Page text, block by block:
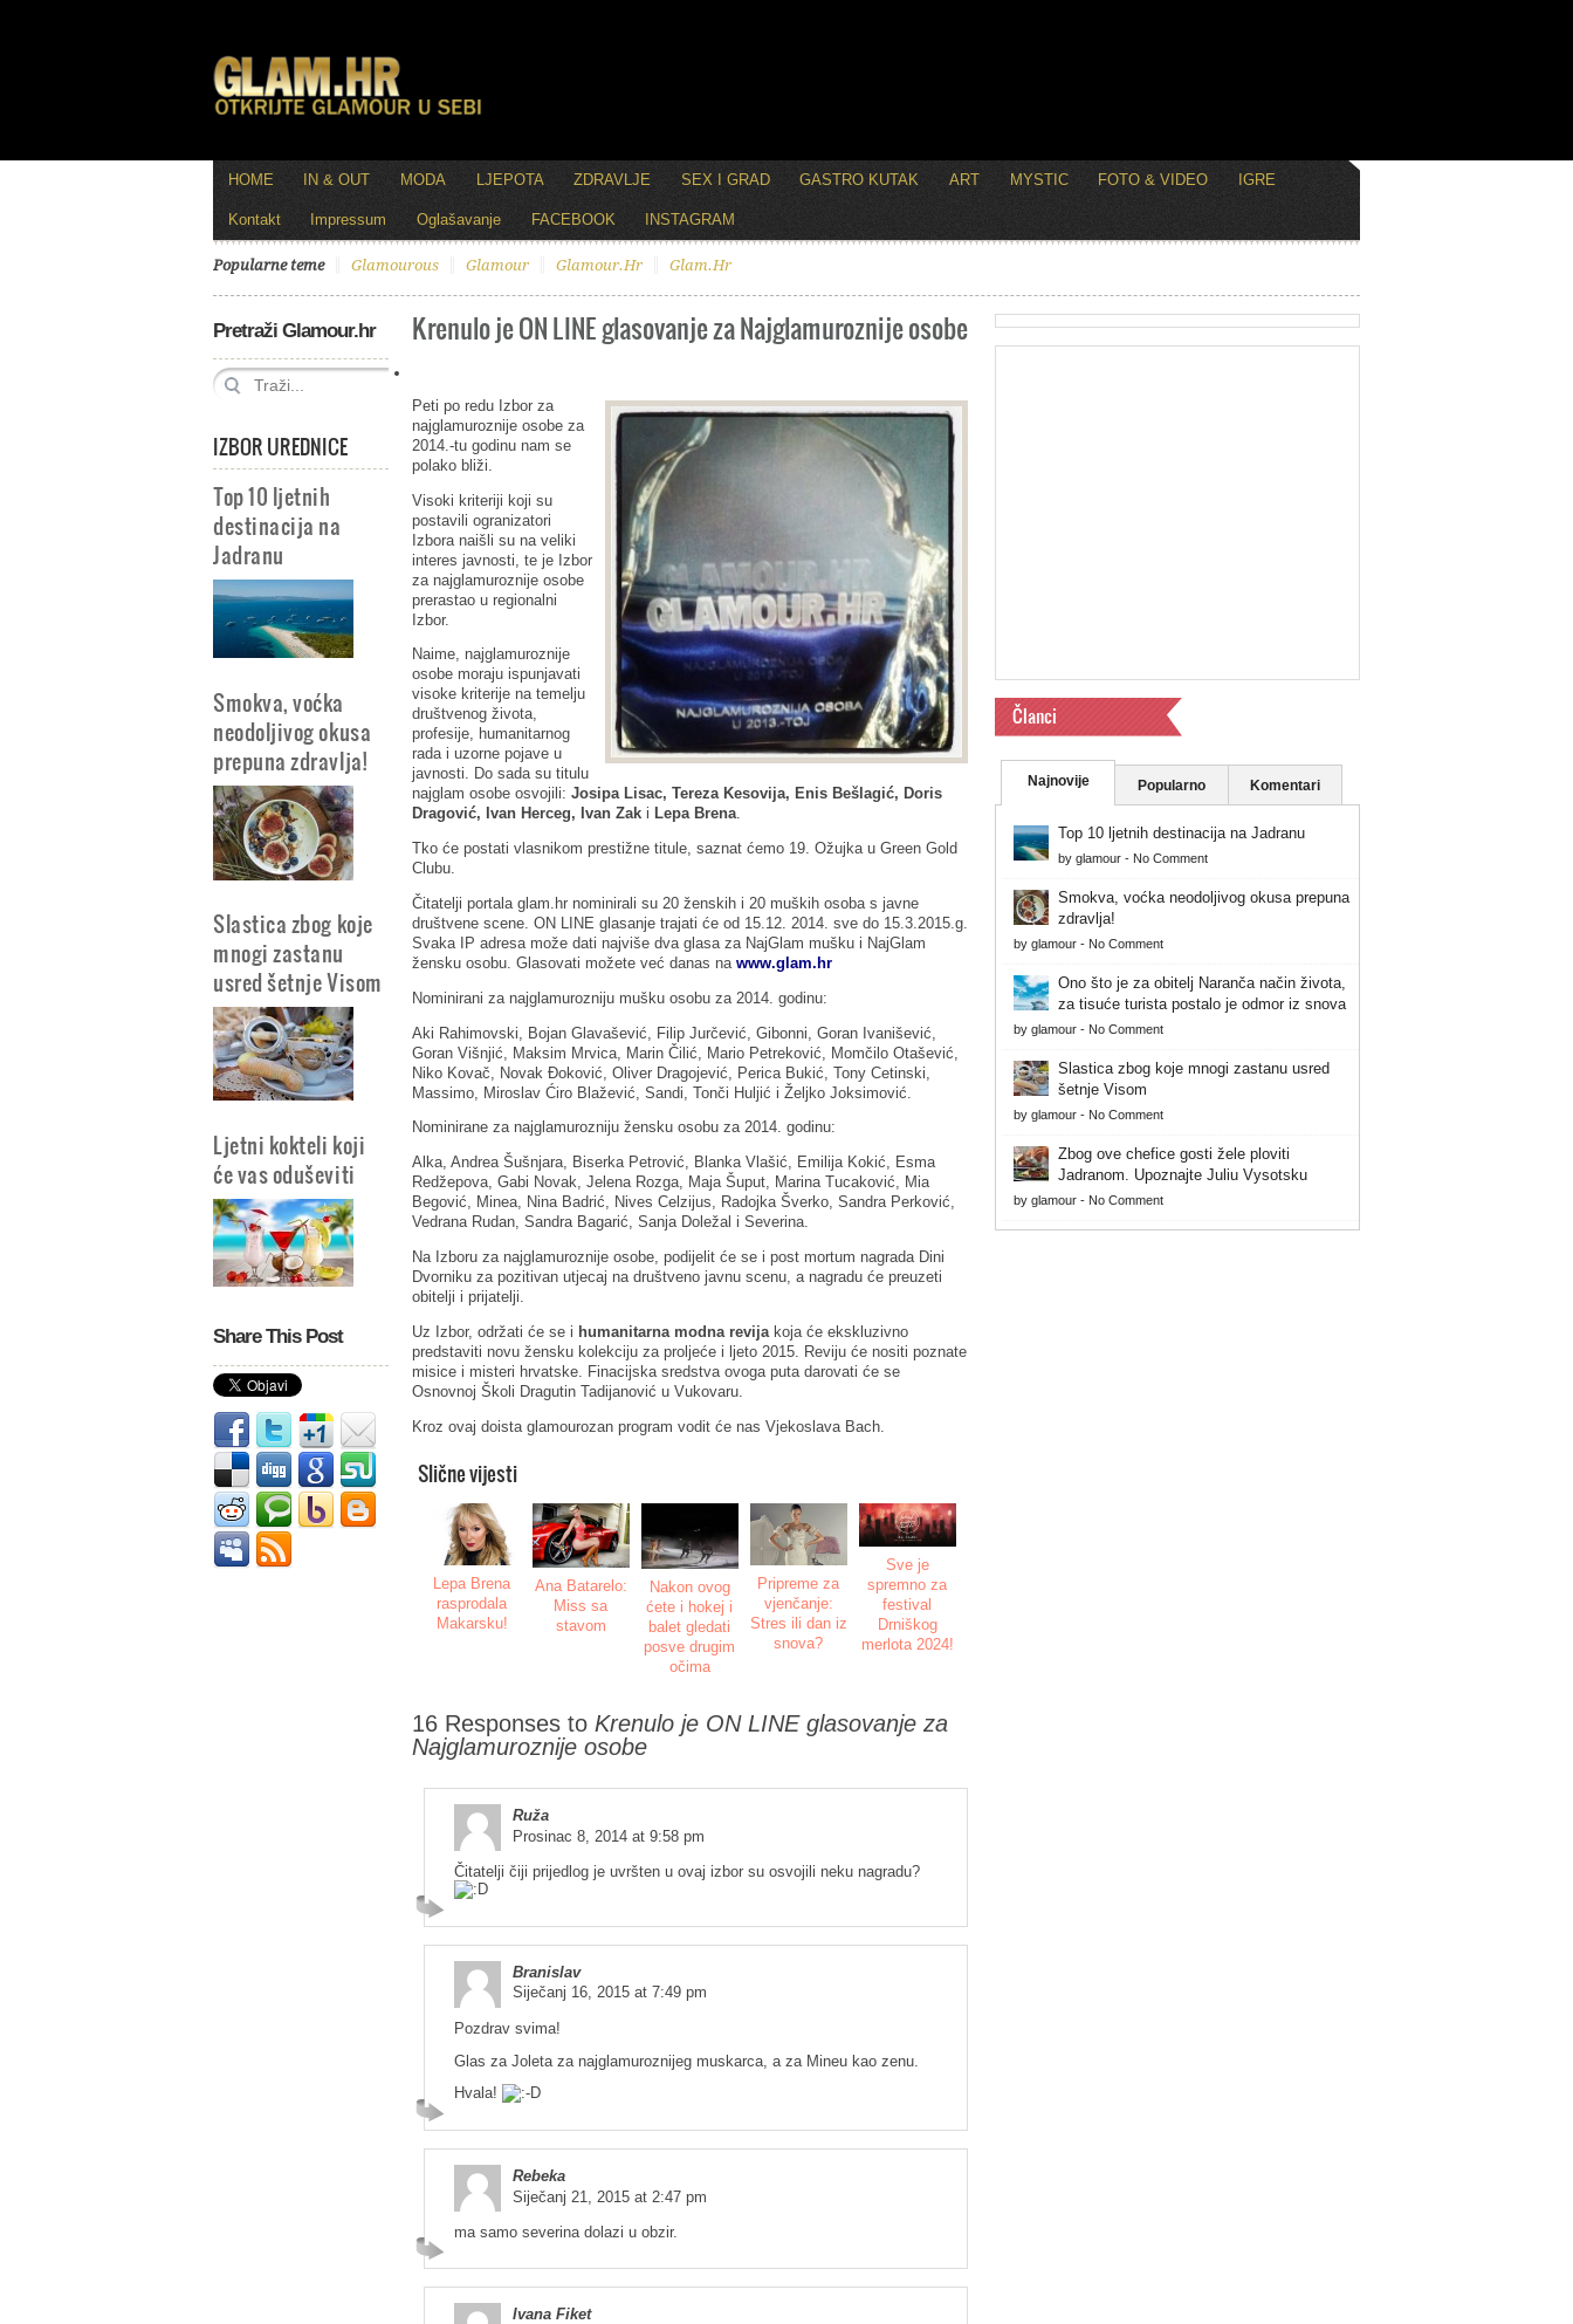
HOME IN & OUT MODA LJEPOTA ZDRAVLJE SEX I GRAD GASTRO KUTAK ART MYSTIC FOTO & VIDEO IGRE
Kontakt Impressum Oglašavanje FACEBOOK INSTAGRAM
Popularne teme Glamourous Glamour Glamour.hr Glam.hr
Pretraži Glamour.hr
IZBOR UREDNICE
Top 10 ljetnih
destinacija na
Jadranu
Smokva, voćka
neodoljivog okusa
prepuna zdravlja!
Slastica zbog koje
mnogi zastanu
usred šetnje Visom
Ljetni kokteli koji
će vas oduševiti
Share This Post
Krenulo je ON LINE glasovanje za Najglamuroznije osobe
Peti po redu Izbor za
najglamuroznije osobe za
2014.-tu godinu nam se
polako bliži.
Visoki kriteriji koji su
postavili ogranizatori
Izbora naišli su na veliki
interes javnosti, te je Izbor
za najglamuroznije osobe
prerastao u regionalni
Izbor.
Naime, najglamuroznije
osobe moraju ispunjavati
visoke kriterije na temelju
društvenog života,
profesije, humanitarnog
rada i uzorne pojave u
javnosti. Do sada su titulu
najglam osobe osvojili: Josipa Lisac, Tereza Kesovija, Enis Bešlagić, Doris
Dragović, Ivan Herceg, Ivan Zak i Lepa Brena.
Tko će postati vlasnikom prestižne titule, saznat ćemo 19. Ožujka u Green Gold
Clubu.
Čitatelji portala glam.hr nominirali su 20 ženskih i 20 muških osoba s javne
društvene scene. ON LINE glasanje trajati će od 15.12. 2014. sve do 15.3.2015.g.
Svaka IP adresa može dati najviše dva glasa za NajGlam mušku i NajGlam
žensku osobu. Glasovati možete već danas na www.glam.hr
Nominirani za najglamurozniju mušku osobu za 2014. godinu:
Aki Rahimovski, Bojan Glavašević, Filip Jurčević, Gibonni, Goran Ivanišević,
Goran Višnjić, Maksim Mrvica, Marin Čilić, Mario Petreković, Momčilo Otašević,
Niko Kovač, Novak Đoković, Oliver Dragojević, Perica Bukić, Tony Cetinski,
Massimo, Miroslav Ćiro Blažević, Sandi, Tonči Huljić i Željko Joksimović.
Nominirane za najglamurozniju žensku osobu za 2014. godinu:
Alka, Andrea Šušnjara, Biserka Petrović, Blanka Vlašić, Emilija Kokić, Esma
Redžepova, Gabi Novak, Jelena Rozga, Maja Šuput, Marina Tucaković, Mia
Begović, Minea, Nina Badrić, Nives Celzijus, Radojka Šverko, Sandra Perković,
Vedrana Rudan, Sandra Bagarić, Sanja Doležal i Severina.
Na Izboru za najglamuroznije osobe, podijelit će se i post mortum nagrada Dini
Dvorniku za pozitivan utjecaj na društveno javnu scenu, a nagradu će preuzeti
obitelji i prijatelji.
Uz Izbor, održati će se i humanitarna modna revija koja će ekskluzivno
predstaviti novu žensku kolekciju za proljeće i ljeto 2015.
Reviju će nositi poznate
misice i misteri hrvatske. Finacijska sredstva ovoga puta darovati će se
Osnovnoj Školi Dragutin Tadijanović u Vukovaru.
Kroz ovaj doista glamourozan program vodit će nas Vjekoslava Bach.
Slične vijesti
Lepa Brena
rasprodala
Makarsku!
Ana Batarelo:
Miss sa
stavom
Nakon ovog
ćete i hokej i
balet gledati
posve drugim
očima
Pripreme za
vjenčanje:
Stres ili dan iz
snova?
Sve je
spremno za
festival
Drniškog
merlota 2024!
16 Responses to Krenulo je ON LINE glasovanje za
Najglamuroznije osobe
Ruža
Prosinac 8, 2014 at 9:58 pm
Čitatelji čiji prijedlog je uvršten u ovaj izbor su osvojili neku nagradu?
Branislav
Siječanj 16, 2015 at 7:49 pm
Pozdrav svima!
Glas za Joleta za najglamuroznijeg muskarca, a za Mineu kao zenu.
Hvala!
Rebeka
Siječanj 21, 2015 at 2:47 pm
ma samo severina dolazi u obzir.
Ivana Fiket
Članci
Najnovije Popularno Komentari
Top 10 ljetnih destinacija na Jadranu
by glamour - No Comment
Smokva, voćka neodoljivog okusa prepuna
zdravlja!
by glamour - No Comment
Ono što je za obitelj Naranča način života,
za tisuće turista postalo je odmor iz snova
by glamour - No Comment
Slastica zbog koje mnogi zastanu usred
šetnje Visom
by glamour - No Comment
Zbog ove chefice gosti žele ploviti
Jadranom. Upoznajte Juliu Vysotsku
by glamour - No Comment